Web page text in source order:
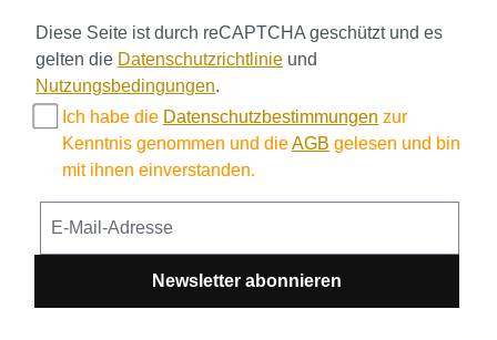
Diese Seite ist durch reCAPTCHA geschützt und es
gelten die Datenschutzrichtlinie und
Nutzungsbedingungen.
Ich habe die Datenschutzbestimmungen zur
Kenntnis genommen und dieAGB gelesen und bin
mit ihnen einverstanden.
Newsletter abonnieren